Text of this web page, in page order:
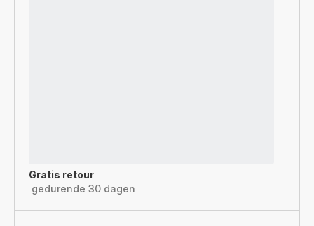
Gratis retour
gedurende 30 dagen